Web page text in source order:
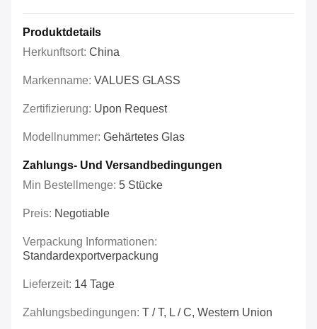
Produktdetails
Herkunftsort: China
Markenname: VALUES GLASS
Zertifizierung: Upon Request
Modellnummer: Gehärtetes Glas
Zahlungs- Und Versandbedingungen
Min Bestellmenge: 5 Stücke
Preis: Negotiable
Verpackung Informationen:
Standardexportverpackung
Lieferzeit: 14 Tage
Zahlungsbedingungen: T / T, L / C, Western Union